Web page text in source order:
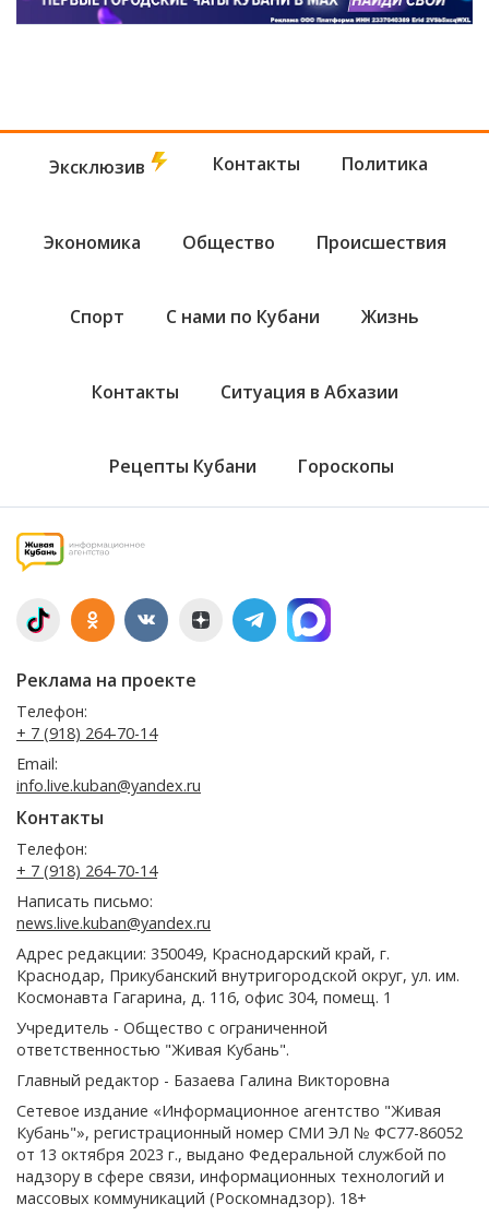
Эксклюзив Контакты Политика
Экономика Общество Происшествия
Спорт С нами по Кубани Жизнь
Контакты Ситуация в Абхазии
Рецепты Кубани Гороскопы
Реклама на проекте
Телефон:
+ 7 (918) 264-70-14
Email:
info.live.kuban@yandex.ru
Контакты
Телефон:
+ 7 (918) 264-70-14
Написать письмо:
news.live.kuban@yandex.ru
Адрес редакции: 350049, Краснодарский край, г.
Краснодар, Прикубанский внутригородской округ, ул. им.
Космонавта Гагарина, д. 116, офис 304, помещ. 1
Учредитель - Общество с ограниченной
ответственностью "Живая Кубань".
Главный редактор - Базаева Галина Викторовна
Сетевое издание «Информационное агентство "Живая
Кубань"», регистрационный номер СМИ ЭЛ № ФС77-86052
от 13 октября 2023 г., выдано Федеральной службой по
надзору в сфере связи, информационных технологий и
массовых коммуникаций (Роскомнадзор). 18+